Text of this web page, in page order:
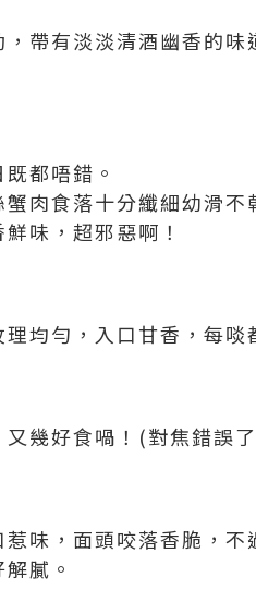
帶有淡淡清酒幽香的味
都唔錯。
肉食落十分纖細幼滑不
味，超邪惡啊！
均勻，入口甘香，每啖
幾好食喎！(對焦錯誤
味，面頭咬落香脆，不
膩。